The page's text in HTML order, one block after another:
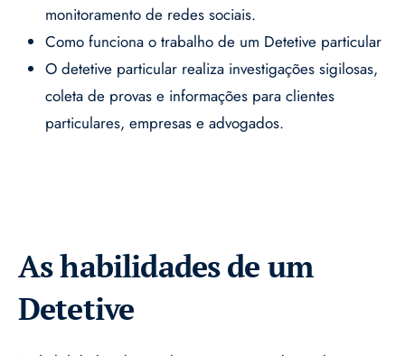
monitoramento de redes sociais.
Como funciona o trabalho de um Detetive particular
O detetive particular realiza investigações sigilosas,
coleta de provas e informações para clientes
particulares, empresas e advogados.
As habilidades de um
Detetive